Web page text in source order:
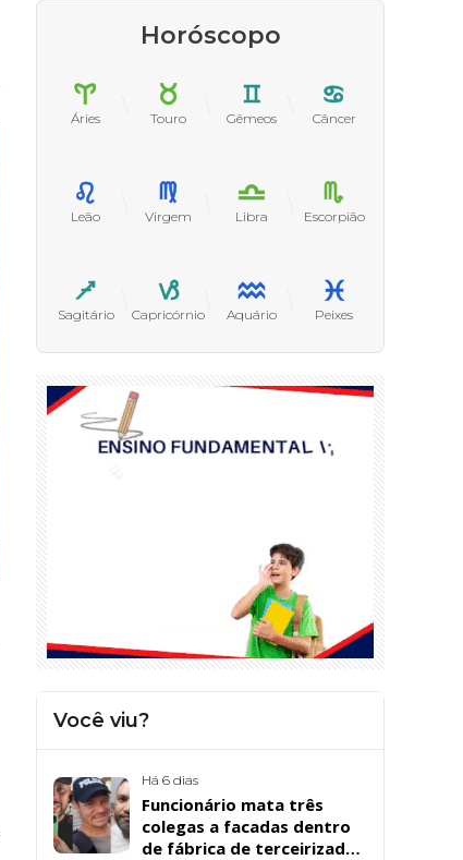
Horóscopo
Áries Touro Gêmeos Câncer
Leão Virgem Libra Escorpião
Sagitário Capricórnio Aquário Peixes
Você viu?
Há 6 dias
Funcionário mata três
colegas a facadas dentro
de fábrica de terceirizada